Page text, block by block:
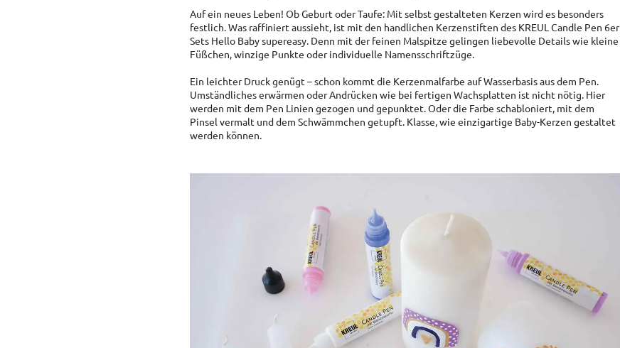
Auf ein neues Leben! Ob Geburt oder Taufe: Mit selbst gestalteten Kerzen wird es besonders
festlich. Was raffiniert aussieht, ist mit den handlichen Kerzenstiften des KREUL Candle Pen 6er
Sets Hello Baby supereasy. Denn mit der feinen Malspitze gelingen liebevolle Details wie kleine
Füßchen, winzige Punkte oder individuelle Namensschriftzüge.
Ein leichter Druck genügt – schon kommt die Kerzenmalfarbe auf Wasserbasis aus dem Pen.
Umständliches erwärmen oder Andrücken wie bei fertigen Wachsplatten ist nicht nötig. Hier
werden mit dem Pen Linien gezogen und gepunktet. Oder die Farbe schabloniert, mit dem
Pinsel vermalt und dem Schwämmchen getupft. Klasse, wie einzigartige Baby-Kerzen gestaltet
werden können.